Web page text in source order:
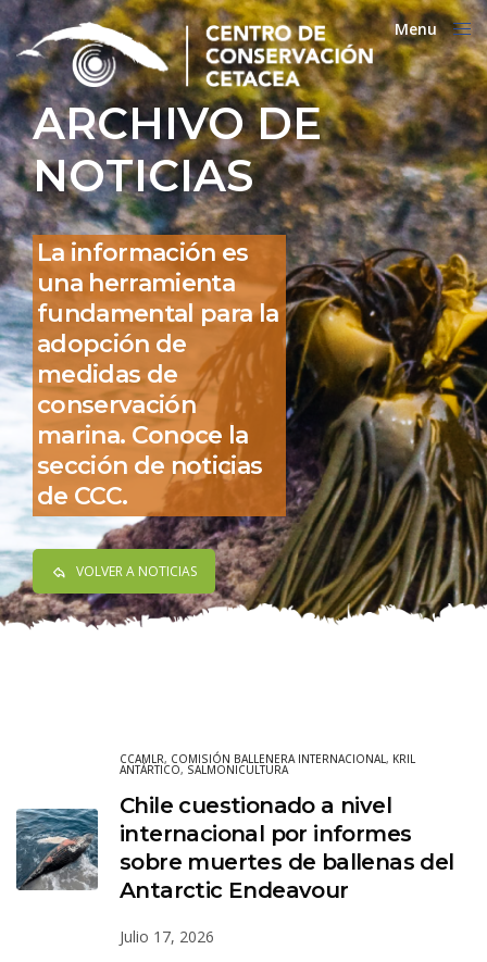
ARCHIVO DE
NOTICIAS
La información es
una herramienta
fundamental para la
adopción de
medidas de
conservación
marina. Conoce la
sección de noticias
de CCC.
VOLVER A NOTICIAS
Menu
Close
CCAMLR, COMISIÓN BALLENERA INTERNACIONAL, KRIL
ANTÁRTICO, SALMONICULTURA
Chile cuestionado a nivel
internacional por informes
sobre muertes de ballenas del
Antarctic Endeavour
Julio 17, 2026